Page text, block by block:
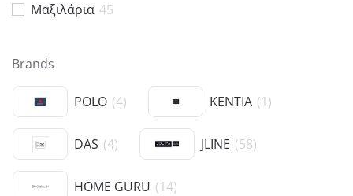
Μαξιλάρια 45
Brands
POLO (4) KENTIA (1)
DAS (4) JLINE (58)
HOME GURU (14)